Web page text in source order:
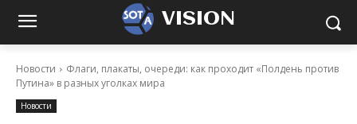
VISION
Новости
Флаги, плакаты, очереди: как проходит «Полдень против
Путина» в разных уголках мира
Новости